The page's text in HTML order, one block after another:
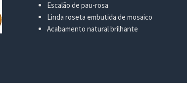
Escalão de pau-rosa
Linda roseta embutida de mosaico
Acabamento natural brilhante